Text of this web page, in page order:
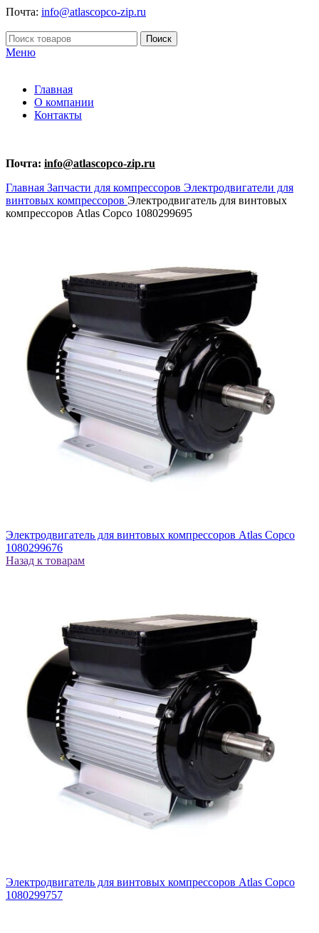
Почта: info@atlascopco-zip.ru
Поиск
Меню
Главная
О компании
Контакты
Почта: info@atlascopco-zip.ru
Главная Запчасти для компрессоров Электродвигатели для
винтовых компрессоров Электродвигатель для винтовых
компрессоров Atlas Copco 1080299695
Электродвигатель для винтовых компрессоров Atlas Copco
1080299676
Назад к товарам
Электродвигатель для винтовых компрессоров Atlas Copco
1080299757